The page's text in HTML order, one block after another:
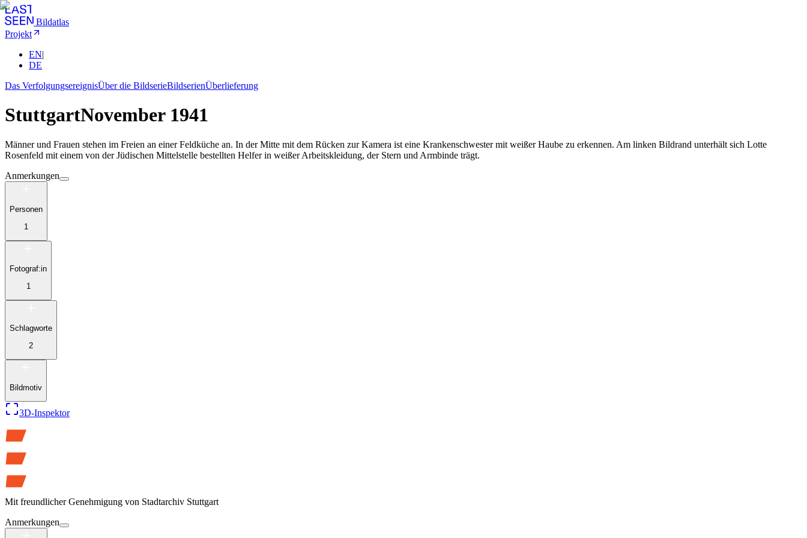
Bildatlas
Projekt
EN|
DE
Das VerfolgungsereignisÜber die BildserieBildserienÜberlieferung
StuttgartNovember 1941
Männer und Frauen stehen im Freien an einer Feldküche an. In der Mitte mit dem Rücken zur Kamera ist eine Krankenschwester mit weißer Haube zu erkennen. Am linken Bildrand unterhält sich Lotte
Rosenfeld mit einem von der Jüdischen Mittelstelle bestellten Helfer in weißer Arbeitskleidung, der Stern und Armbinde trägt.
Anmerkungen
Personen
1
Fotograf:in
1
Schlagworte
2
Bildmotiv
3D-Inspektor
Mit freundlicher Genehmigung von Stadtarchiv Stuttgart
Anmerkungen